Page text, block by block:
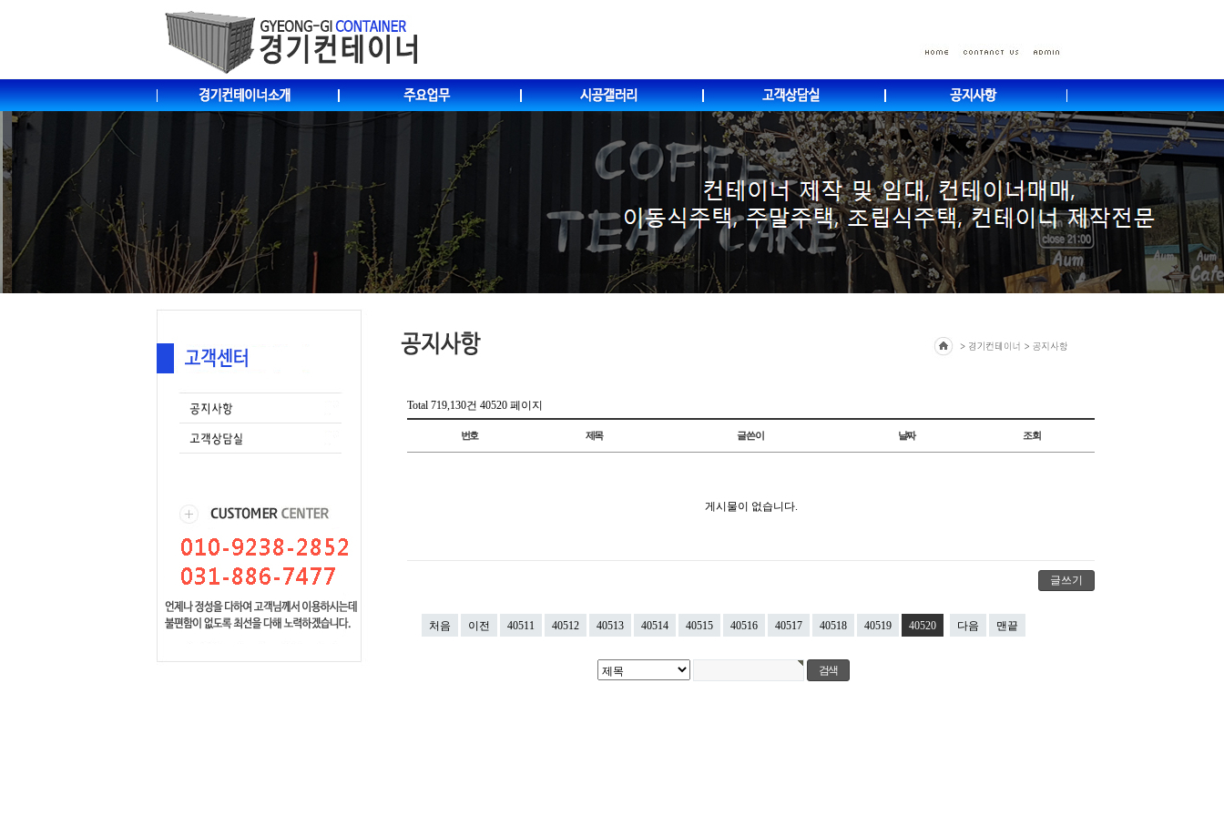
Total 719,130건 40520 페이지
번호 제목 글쓴이 날짜 조회
게시물이 없습니다.
글쓰기
처음 이전 40511 40512 40513 40514 40515 40516 40517 40518 40519 40520 다음 맨끝